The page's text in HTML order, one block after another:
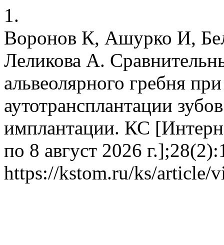
1.
Воронов К, Ашурко И,
Леликова А.
альвеолярного гребня
аутотрансплантации
имплантации. КС
по 8 август 2026
https://kstom.ru/ks/article/